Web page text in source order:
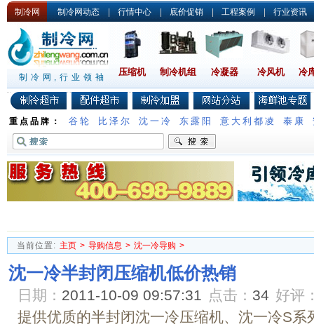
制冷网 制冷网动态 | 行情中心 | 底价促销 | 工程案例 | 行业资讯
制冷网,行业领袖 压缩机 制冷机组 冷凝器 冷风机 冷
重点品牌： 谷轮 比泽尔 沈一冷 东露阳 意大利都凌 泰康
当前位置: 主页 > 导购信息 > 沈一冷导购 >
沈一冷半封闭压缩机低价热销
日期： 2011-10-09 09:57:31 点击： 34 好评
提供优质的半封闭沈一冷压缩机、沈一冷S